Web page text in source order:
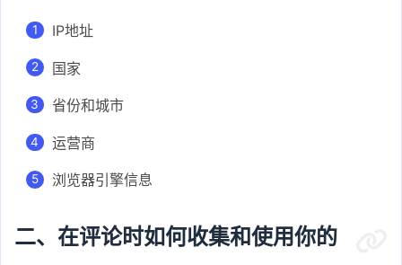
IP地址
国家
省份和城市
运营商
浏览器引擎信息
二、在评论时如何收集和使用你的